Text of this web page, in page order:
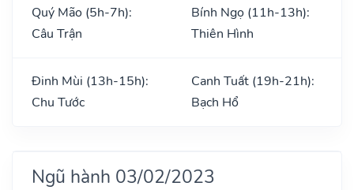
Quý Mão (5h-7h):
Câu Trận
Bính Ngọ (11h-13h):
Thiên Hình
Đinh Mùi (13h-15h):
Chu Tước
Canh Tuất (19h-21h):
Bạch Hổ
Ngũ hành 03/02/2023